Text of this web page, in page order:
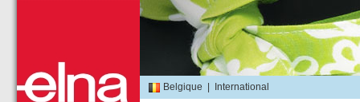
Belgique International